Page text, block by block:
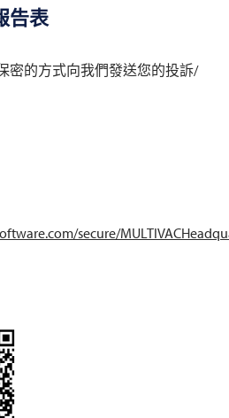
告表
密的方式向我們發送您的投訴/
secure/